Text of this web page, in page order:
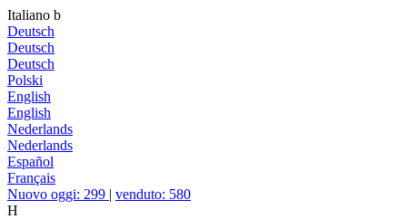
Italiano b
Deutsch
Deutsch
Deutsch
Polski
English
English
Nederlands
Nederlands
Español
Français
Nuovo oggi: 299 | venduto: 580
H